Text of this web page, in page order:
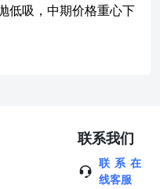
公司是专营国内期货业务的
行政管理局核准登记注册（统
），由信达证券股份
、中国证券投资基金业协会
构 】
低吸，中期价格重心下
联系我们
联系在
线客服